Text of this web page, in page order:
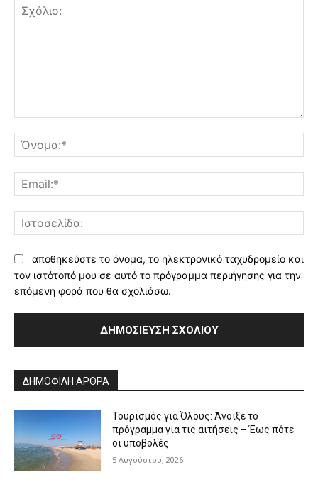
αποθηκεύστε το όνομα, το ηλεκτρονικό ταχυδρομείο και
τον ιστότοπό μου σε αυτό το πρόγραμμα περιήγησης για την
επόμενη φορά που θα σχολιάσω.
ΔΗΜΟΦΙΛΗ ΑΡΘΡΑ
Τουρισμός για Όλους: Άνοιξε το
πρόγραμμα για τις αιτήσεις – Έως πότε
οι υποβολές
5 Αυγούστου, 2026